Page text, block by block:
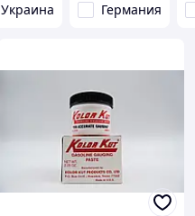
Украина Германия